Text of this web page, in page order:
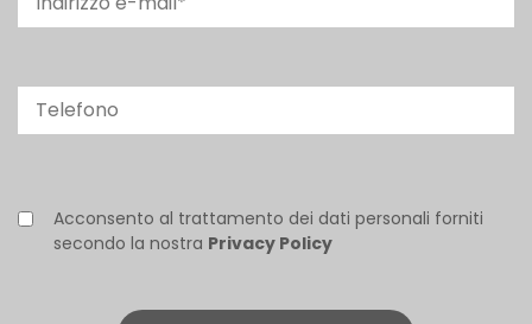
Acconsento al trattamento dei dati personali forniti
secondo la nostra Privacy Policy